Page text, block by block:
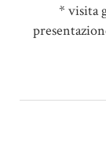
* visita